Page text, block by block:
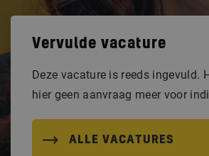
Vervulde vacature
Deze vacature is reeds ingevuld.
hier geen aanvraag meer voor
ALLE VACATURES